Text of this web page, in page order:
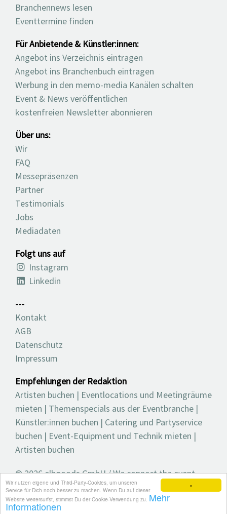
×
Wir nutzen eigene und Third-Party-Cookies, um unseren
Service für Dich noch besser zu machen. Wenn Du auf dieser
Website weitersurfst, stimmst Du der Cookie-Verwendung zu. Mehr
Informationen
Branchennews lesen
Eventtermine finden
Für Anbietende & Künstler:innen:
Angebot ins Verzeichnis eintragen
Angebot ins Branchenbuch eintragen
Werbung in den memo-media Kanälen schalten
Event & News veröffentlichen
kostenfreien Newsletter abonnieren
Über uns:
Wir
FAQ
Messepräsenzen
Partner
Testimonials
Jobs
Mediadaten
Folgt uns auf
Instagram
Linkedin
---
Kontakt
AGB
Datenschutz
Impressum
Empfehlungen der Redaktion
Artisten buchen | Eventlocations und Meetingräume
mieten | Themenspecials aus der Eventbranche |
Künstler:innen buchen | Catering und Partyservice
buchen | Event-Equipment und Technik mieten |
Artisten buchen
© 2026 elbgoods GmbH / We connect the event
industry / Medienvielfalt für die Eventplanung /
Eventbranchenbuch, Blog, Magazin und mehr